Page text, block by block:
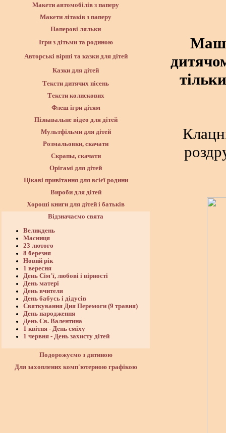
Макети автомобілів з паперу
Макети літаків з паперу
Паперові ляльки
Ігри з дітьми та родиною
Авторські вірші та казки для дітей
Казки для дітей
Тексти дитячих пісень
Тексти колискових
Флеш ігри дітям
Пізнавальне відео для дітей
Мультфільми для дітей
Розмальовки, скачати
Скрапы, скачати
Орігамі для дітей
Цікаві привітання для всієї родини
Вироби для дітей
Хороші книги для дітей і батьків
Відзначаємо свята
Великдень
Масниця
23 лютого
8 березня
Новий рік
1 вересня
День Сім'ї, любові і вірності
День матері
День вчителя
День бабусь і дідусів
Святкування Дня Перемоги (9 травня)
День народження
День Св. Валентина
1 квітня - День сміху
1 червня - День захисту дітей
Подорожуємо з дитиною
Для захоплених комп'ютерною графікою